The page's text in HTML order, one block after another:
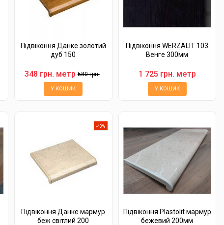
Підвіконня Данке золотий
дуб 150
348 грн. метр580 грн.
У КОШИК
Підвіконня WERZALIT 103
Венге 300мм
1 725 грн. метр
У КОШИК
-40%
Підвіконня Данке мармур
беж світлий 200
Підвіконня Plastolit мармур
бежевий 200мм